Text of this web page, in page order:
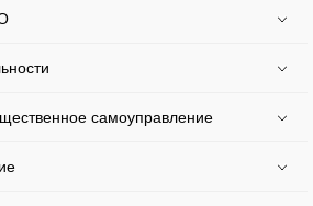
самоуправление